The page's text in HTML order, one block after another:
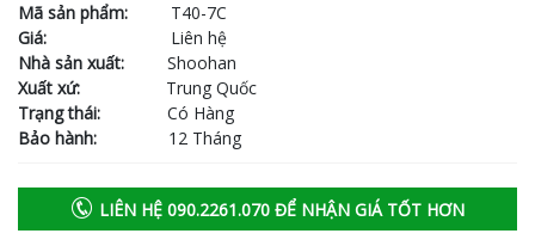
Mã sản phẩm: T40-7C
Giá:
Liên hệ
Nhà sản xuất: Shoohan
Xuất xứ: Trung Quốc
Trạng thái: Có Hàng
Bảo hành: 12 Tháng
LIÊN HỆ 090.2261.070 ĐỂ NHẬN GIÁ TỐT HƠN